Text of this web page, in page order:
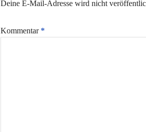
Deine E-Mail-Adresse wird nicht
Kommentar *